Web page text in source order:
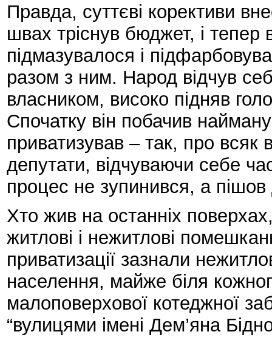
Правда, суттєві корективи
швах тріснув бюджет, і
підмазувалося і
разом з ним. Народ відчув
власником, високо підняв
Спочатку він побачив
приватизував – так, про
депутати, відчуваючи себе
процес не зупинився, а пішов
Хто жив на останніх
житлові і нежитлові
приватизації зазнали
населення, майже біля
малоповерхової котеджної
“вулицями імені Дем’яна